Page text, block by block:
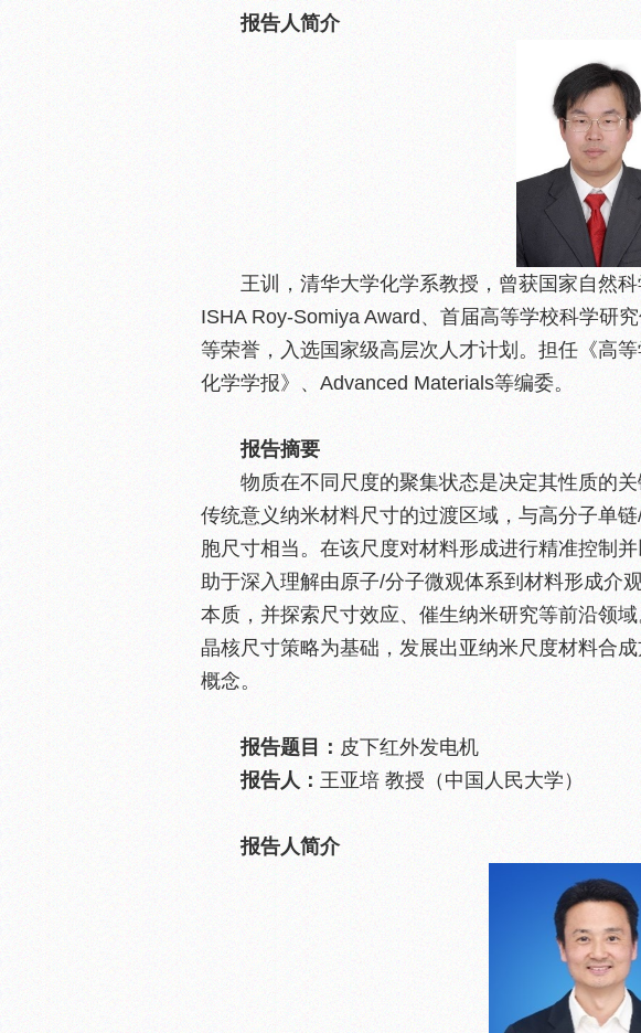
报告人简介
王训，清华大学化学系教授，曾获国家自然
ISHA Roy-Somiya Award、首届高等学校科学研
等荣誉，入选国家级高层次人才计划。担任《高
化学学报》、Advanced Materials等编委。
报告摘要
物质在不同尺度的聚集状态是决定其性质的
传统意义纳米材料尺寸的过渡区域，与高分子单
胞尺寸相当。在该尺度对材料形成进行精准控制
助于深入理解由原子/分子微观体系到材料形成介
本质，并探索尺寸效应、催生纳米研究等前沿领
晶核尺寸策略为基础，发展出亚纳米尺度材料合
概念。
报告题目： 皮下红外发电机
报告人： 王亚培 教授（中国人民大学）
报告人简介